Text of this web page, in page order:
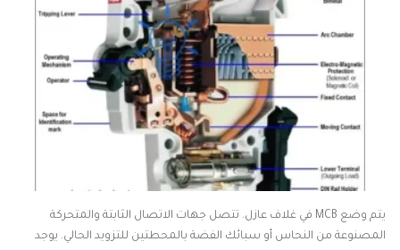
يتم وضع MCB في غلاف عازل. تتصل جهات الاتصال الثابتة والمتحركة
المصنوعة من النحاس أو سبائك الفضة بالمحطتين للتزويد الحالي. يوجد